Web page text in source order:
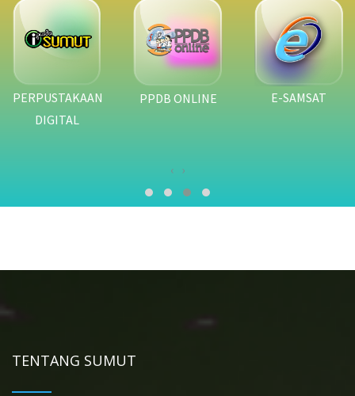
PPDB ONLINE E-SAMSAT PRP2SUMUT
‹ ›
TENTANG SUMUT